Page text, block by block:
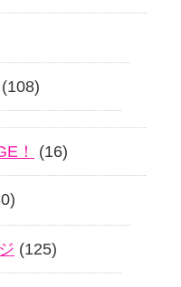
(108)
！ (16)
(125)